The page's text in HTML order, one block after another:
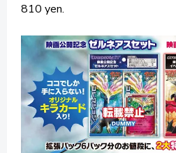
810 yen.